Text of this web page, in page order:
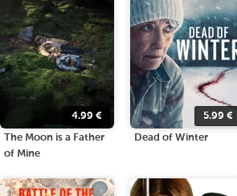
4.99 €
The Moon is a Father
of Mine
5.99€
Dead of Winter